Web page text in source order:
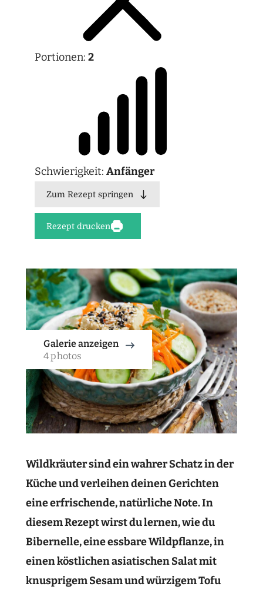
Portionen: 2
Schwierigkeit: Anfänger
Zum Rezept springen
Rezept drucken
Galerie anzeigen
4 photos
Wildkräuter sind ein wahrer Schatz in der
Küche und verleihen deinen Gerichten
eine erfrischende, natürliche Note. In
diesem Rezept wirst du lernen, wie du
Bibernelle, eine essbare Wildpflanze, in
einen köstlichen asiatischen Salat mit
knusprigem Sesam und würzigem Tofu